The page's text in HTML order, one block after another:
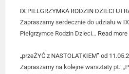
IX PIELGRZYMKA RODZIN DZIECI
Zapraszamy serdecznie do udziału w
Pielgrzymce Rodzin Dzieci… Read more
„przeŻYĆ z NASTOLATKIEM” od
Zapraszamy na kolejne warsztaty pt.: